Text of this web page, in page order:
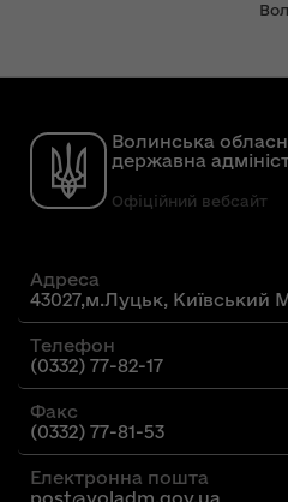
Волинська
державна
Офіційний вебсайт
Адреса
43027,м.Луцьк, Київський
Телефон
(0332) 77-82-17
Факс
(0332) 77-81-53
Електронна пошта